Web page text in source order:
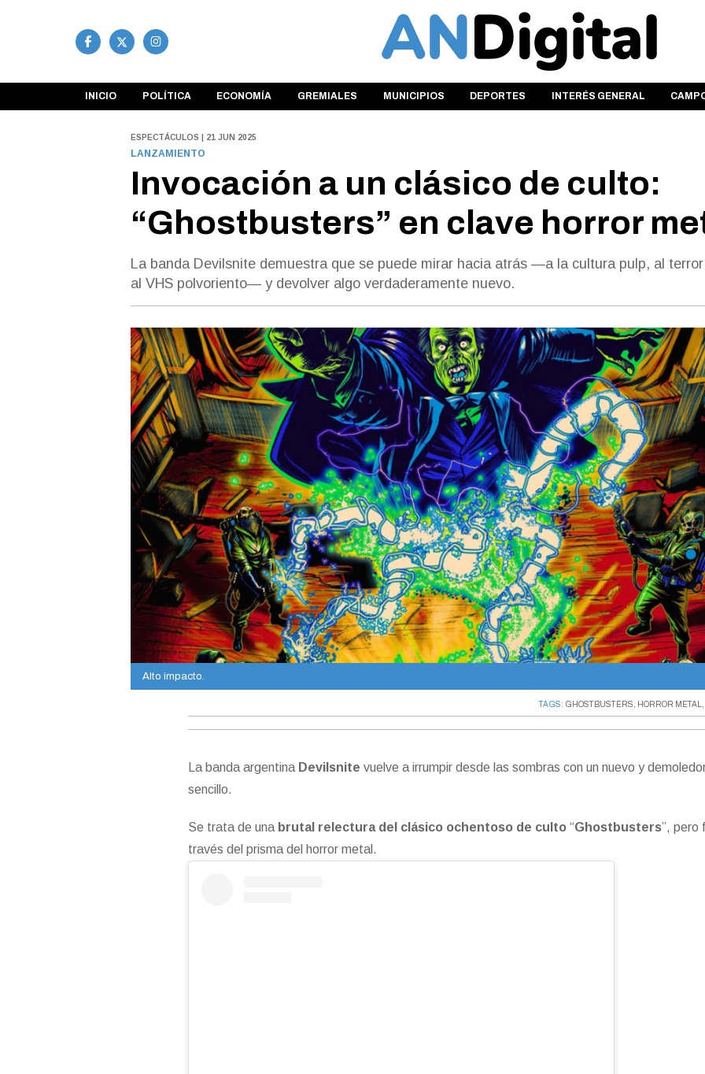
INICIO POLÍTICA ECONOMÍA GREMIALES MUNICIPIOS DEPORTES INTERÉS GENERAL
ESPECTÁCULOS | 21 JUN 2025
LANZAMIENTO
Invocación a un clásico de culto:
“Ghostbusters” en clave horror
La banda Devilsnite demuestra que se puede mirar hacia atrás —a la cultura pulp, al
al VHS polvoriento— y devolver algo verdaderamente nuevo.
Alto impacto.
TAGS: GHOSTBUSTERS, HORROR METAL
La banda argentina Devilsnite vuelve a irrumpir desde las sombras con un nuevo y
sencillo.
Se trata de unabrutal relectura del clásico ochentoso de culto“Ghostbusters”, pero
través del prisma del horror metal.